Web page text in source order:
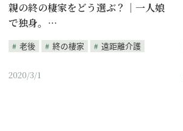
親の終の棲家をどう選ぶ？｜一人娘
で独身。…
老後 終の棲家 遠距離介護
2020/3/1